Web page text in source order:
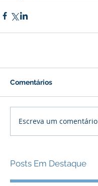
Comentários
Escreva um comentário
Posts Em Destaque